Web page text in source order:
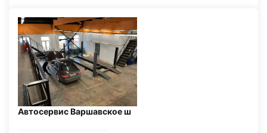
Автосервис Варшавское ш